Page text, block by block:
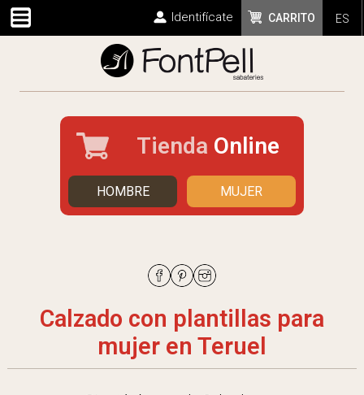
ES
CARRITO
Identifícate
Tienda Online
HOMBRE MUJER
Calzado con plantillas para
mujer en Teruel